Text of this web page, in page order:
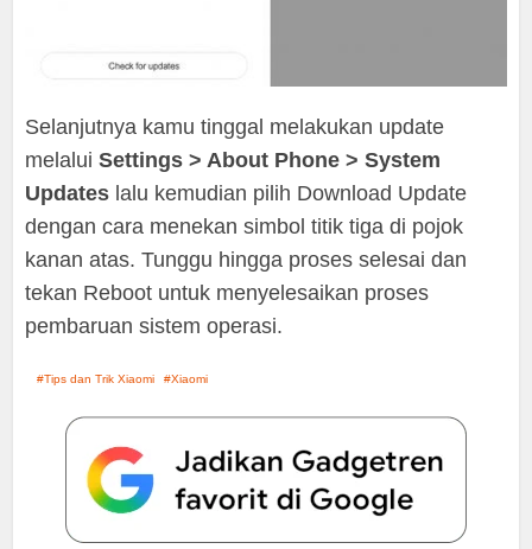
Selanjutnya kamu tinggal melakukan update
melaluiSettings > About Phone > System
Updates lalu kemudian pilih Download Update
dengan cara menekan simbol titik tiga di pojok
kanan atas. Tunggu hingga proses selesai dan
tekan Reboot untuk menyelesaikan proses
pembaruan sistem operasi.
Tips dan Trik Xiaomi Xiaomi